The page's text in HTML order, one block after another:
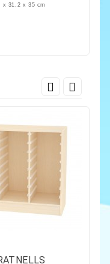
x 31,2 x 35 cm